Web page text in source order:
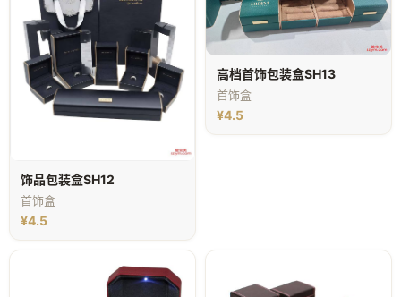
饰品包装盒SH12
首饰盒
¥4.5
高档首饰包装盒SH13
首饰盒
¥4.5